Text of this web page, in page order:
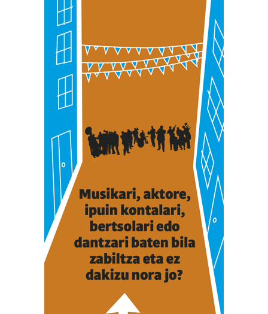
zerbitzuak hobetzeko asmoz, cookie teknologiaz
baliatzen gara. Ohar hau onartuz gero, teknologia hori
erabiltzeko baimen esplizitua ematen diguzu.Gehiago